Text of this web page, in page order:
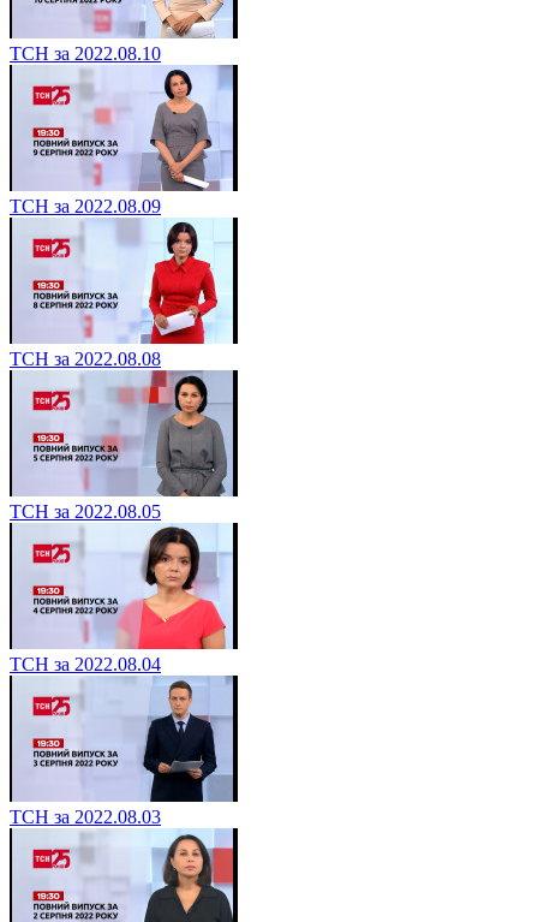
ТСН за 2022.08.10
ТСН за 2022.08.09
ТСН за 2022.08.08
ТСН за 2022.08.05
ТСН за 2022.08.04
ТСН за 2022.08.03